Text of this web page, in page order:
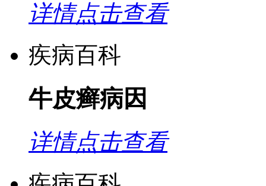
详情点击查看
疾病百科
牛皮癣病因
详情点击查看